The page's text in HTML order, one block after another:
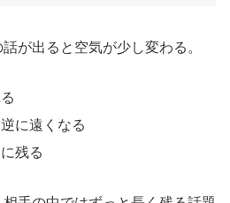
が出ると空気が少し変わる。
に遠くなる
残る